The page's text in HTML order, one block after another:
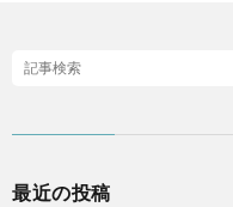
最近の投稿